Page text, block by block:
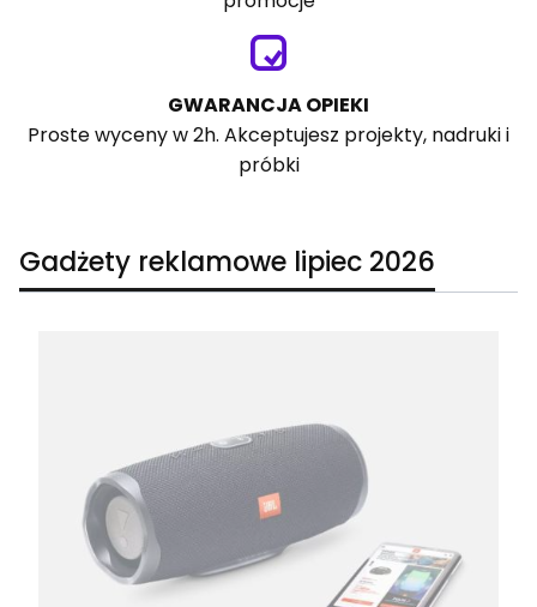
GWARANCJA OPIEKI
Proste wyceny w 2h. Akceptujesz projekty, nadruki i
próbki
Gadżety reklamowe lipiec 2026